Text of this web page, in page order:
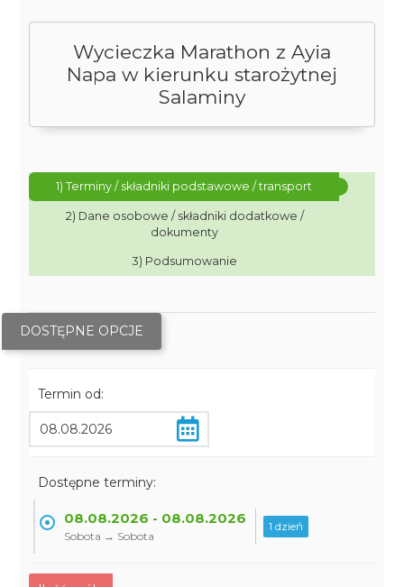
Wycieczka Marathon z Ayia
Napa w kierunku starożytnej
Salaminy
1) Terminy / składniki podstawowe / transport
2) Dane osobowe / składniki dodatkowe /
dokumenty
3) Podsumowanie
DOSTĘPNE OPCJE
Termin od:
Dostępne terminy:
08.08.2026 - 08.08.2026
Sobota → Sobota
1 dzień